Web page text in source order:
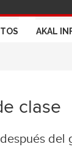
AKAL
clase
del